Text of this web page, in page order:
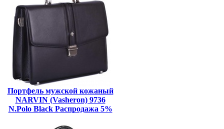
Портфель мужской кожаный
NARVIN (Vasheron) 9736
N.Polo Black Распродажа 5%